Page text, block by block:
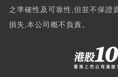
之準確性及可靠性,但並不保證
損失,本公司概不負責。